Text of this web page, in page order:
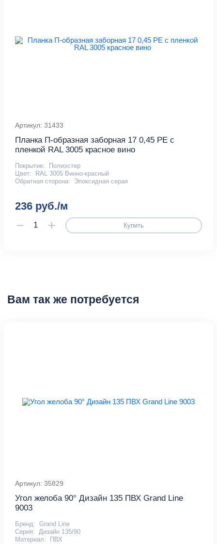
Артикул: 31433
Планка П-образная заборная 17 0,45 PE с
пленкой RAL 3005 красное вино
Покрытие:
Полиэстер
Цвет:
RAL 3005 Винно-красный
Обратная сторона:
Эпоксидная серая
236 руб./м
Купить
Вам так же потребуется
Артикул: 35829
Угол желоба 90° Дизайн 135 ПВХ Grand Line
9003
Бренд: Grand Line
Серия: Дизайн 135/90
Материал:
ПВХ